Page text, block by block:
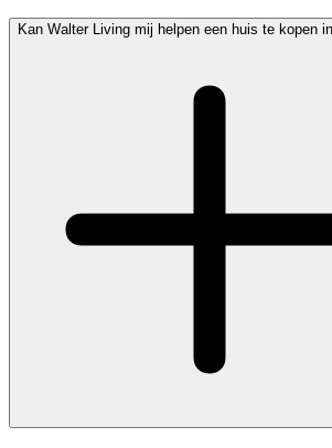
Kan Walter Living mij helpen een huis te kopen